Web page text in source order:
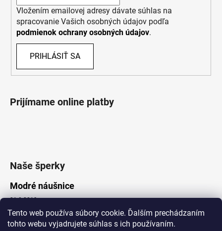
Tento web používa súbory cookie. Ďalším prechádzaním
tohto webu vyjadrujete súhlas s ich používaním.
Vložením emailovej adresy dávate súhlas na
spracovanie Vašich osobných údajov podľa
podmienok ochrany osobných údajov.
PRIHLÁSIŤ SA
Prijímame online platby
Naše šperky
Modré náušnice
21.8.2019